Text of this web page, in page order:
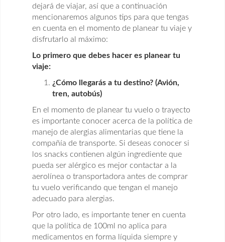
dejará de viajar, así que a continuación
mencionaremos algunos tips para que tengas
en cuenta en el momento de planear tu viaje y
disfrutarlo al máximo:
Lo primero que debes hacer es planear tu
viaje:
¿Cómo llegarás a tu destino? (Avión,
tren, autobús)
En el momento de planear tu vuelo o trayecto
es importante conocer acerca de la política de
manejo de alergias alimentarias que tiene la
compañía de transporte. Si deseas conocer si
los snacks contienen algún ingrediente que
pueda ser alérgico es mejor contactar a la
aerolínea o transportadora antes de comprar
tu vuelo verificando que tengan el manejo
adecuado para alergias.
Por otro lado, es importante tener en cuenta
que la política de 100ml no aplica para
medicamentos en forma líquida siempre y